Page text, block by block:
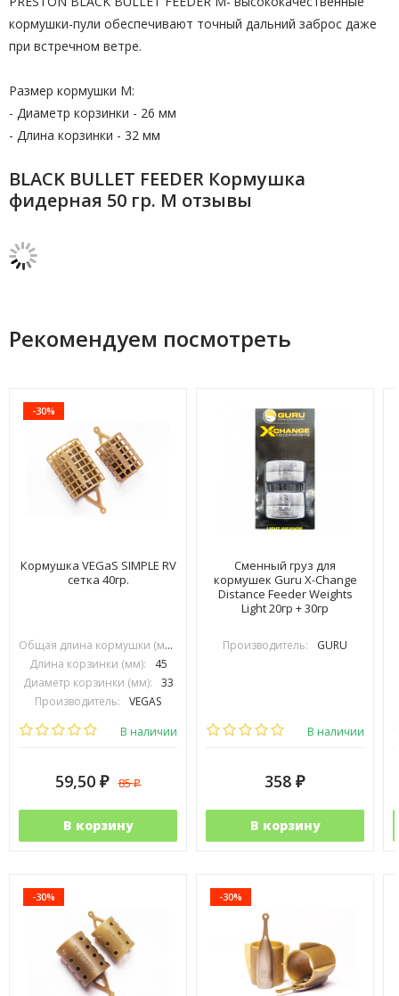
кормушки-пули обеспечивают точный дальний заброс даже
при встречном ветре.
Размер кормушки M:
- Диаметр корзинки - 26 мм
- Длина корзинки - 32 мм
BLACK BULLET FEEDER Кормушка
фидерная 50 гр. M отзывы
Рекомендуем посмотреть
-30%
Кормушка VEGaS SIMPLE RV
сетка 40гр.
Общая длина кормушки (мм):
Длина корзинки (мм):
45
Диаметр корзинки (мм):
33
Производитель:
VEGAS
В наличии
59,50 ₽ 85₽
В корзину
Сменный груз для
кормушек Guru X-Change
Distance Feeder Weights
Light 20гр + 30гр
Производитель: GURU
В наличии
358 ₽
В корзину
-30% -30%